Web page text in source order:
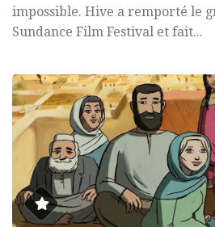
impossible. Hive a remporté le
Sundance Film Festival et fait...